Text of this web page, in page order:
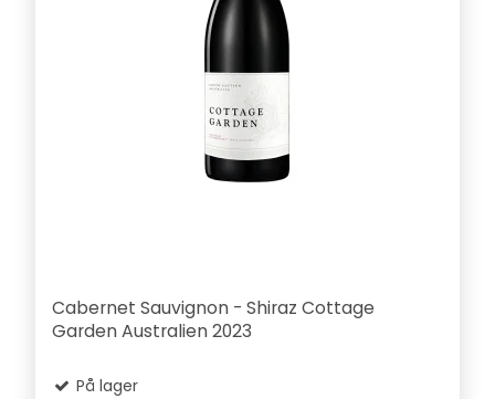
Cabernet Sauvignon - Shiraz Cottage
Garden Australien 2023
På lager